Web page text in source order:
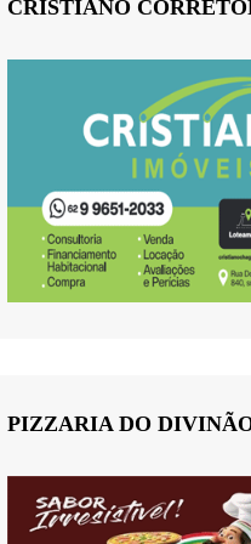
CRISTIANO
PIZZARIA DO